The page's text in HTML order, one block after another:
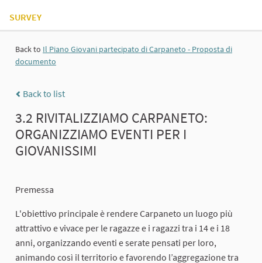
SURVEY
Back to Il Piano Giovani partecipato di Carpaneto - Proposta di
documento
Back to list
3.2 RIVITALIZZIAMO CARPANETO:
ORGANIZZIAMO EVENTI PER I
GIOVANISSIMI
Premessa
L'obiettivo principale è rendere Carpaneto un luogo più
attrattivo e vivace per le ragazze e i ragazzi tra i 14 e i 18
anni, organizzando eventi e serate pensati per loro,
animando così il territorio e favorendo l’aggregazione tra